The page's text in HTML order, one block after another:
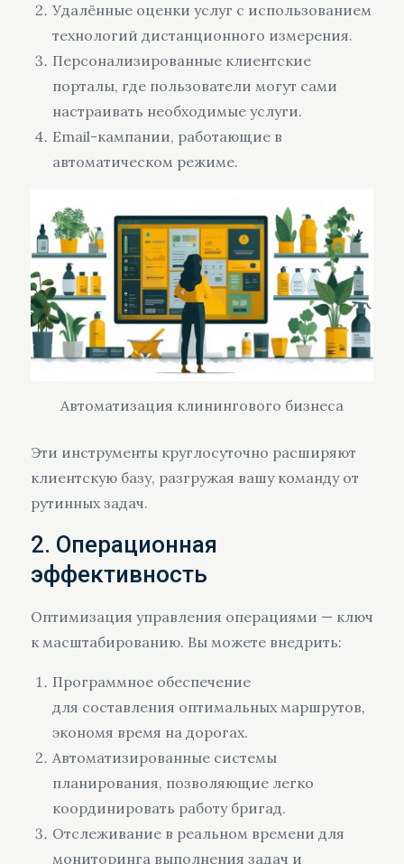
Удалённые оценки услуг с использованием
технологий дистанционного измерения.
Персонализированные клиентские
порталы, где пользователи могут сами
настраивать необходимые услуги.
Email-кампании, работающие в
автоматическом режиме.
Автоматизация клинингового бизнеса
Эти инструменты круглосуточно расширяют
клиентскую базу, разгружая вашу команду от
рутинных задач.
2. Операционная
эффективность
Оптимизация управления операциями — ключ
к масштабированию. Вы можете внедрить:
Программное обеспечение
для составления оптимальных маршрутов,
экономя время на дорогах.
Автоматизированные системы
планирования, позволяющие легко
координировать работу бригад.
Отслеживание в реальном времени для
мониторинга выполнения задач и